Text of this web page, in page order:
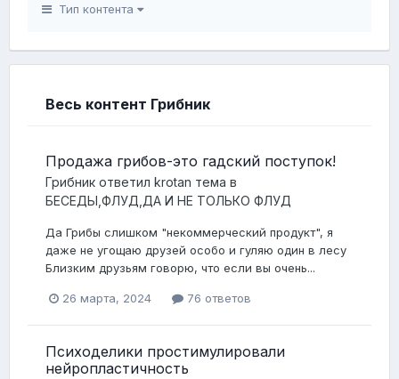
Тип контента
Весь контент Грибник
Продажа грибов-это гадский поступок!
Грибник ответил krotan тема в
БЕСЕДЫ,ФЛУД,ДА И НЕ ТОЛЬКО ФЛУД
Да Грибы слишком "некоммерческий продукт", я
даже не угощаю друзей особо и гуляю один в лесу
Близким друзьям говорю, что если вы очень...
26 марта, 2024 76 ответов
Психоделики простимулировали
нейропластичность